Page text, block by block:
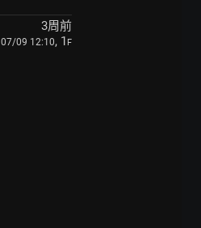
3周前
07/09 12:10, 1 F